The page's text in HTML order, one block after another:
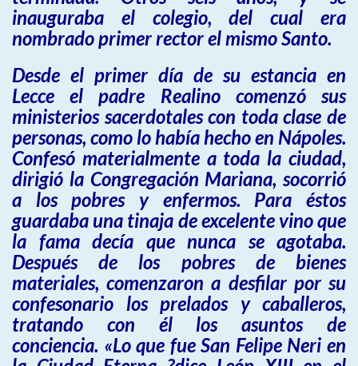
inauguraba el colegio, del cual era
nombrado primer rector el mismo Santo.
Desde el primer día de su estancia en
Lecce el padre Realino comenzó sus
ministerios sacerdotales con toda clase de
personas, como lo había hecho en Nápoles.
Confesó materialmente a toda la ciudad,
dirigió la Congregación Mariana, socorrió
a los pobres y enfermos. Para éstos
guardaba una tinaja de excelente vino que
la fama decía que nunca se agotaba.
Después de los pobres de bienes
materiales, comenzaron a desfilar por su
confesonario los prelados y caballeros,
tratando con él los asuntos de
conciencia. «Lo que fue San Felipe Neri en